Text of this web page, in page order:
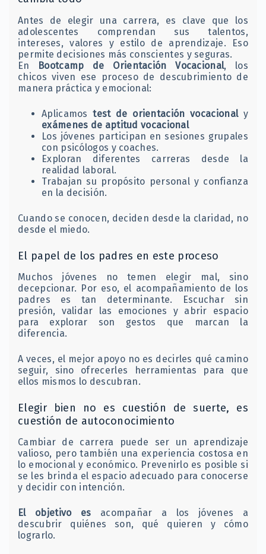
Antes de elegir una carrera, es clave que los
adolescentes comprendan sus talentos,
intereses, valores y estilo de aprendizaje. Eso
permite decisiones más conscientes y seguras.
En Bootcamp de Orientación Vocacional, los
chicos viven ese proceso de descubrimiento de
manera práctica y emocional:
Aplicamostest de orientación vocacionaly
exámenes de aptitud vocacional
Los jóvenes participan en sesiones grupales
con psicólogos y coaches.
Exploran diferentes carreras desde la
realidad laboral.
Trabajan su propósito personal y confianza
en la decisión.
Cuando se conocen, deciden desde la claridad, no
desde el miedo.
El papel de los padres en este proceso
Muchos jóvenes no temen elegir mal, sino
decepcionar. Por eso, el acompañamiento de los
padres es tan determinante. Escuchar sin
presión, validar las emociones y abrir espacio
para explorar son gestos que marcan la
diferencia.
A veces, el mejor apoyo no es decirles qué camino
seguir, sino ofrecerles herramientas para que
ellos mismos lo descubran.
Elegir bien no es cuestión de suerte, es
cuestión de autoconocimiento
Cambiar de carrera puede ser un aprendizaje
valioso, pero también una experiencia costosa en
lo emocional y económico. Prevenirlo es posible si
se les brinda el espacio adecuado para conocerse
y decidir con intención.
El objetivo es acompañar a los jóvenes a
descubrir quiénes son, qué quieren y cómo
lograrlo.